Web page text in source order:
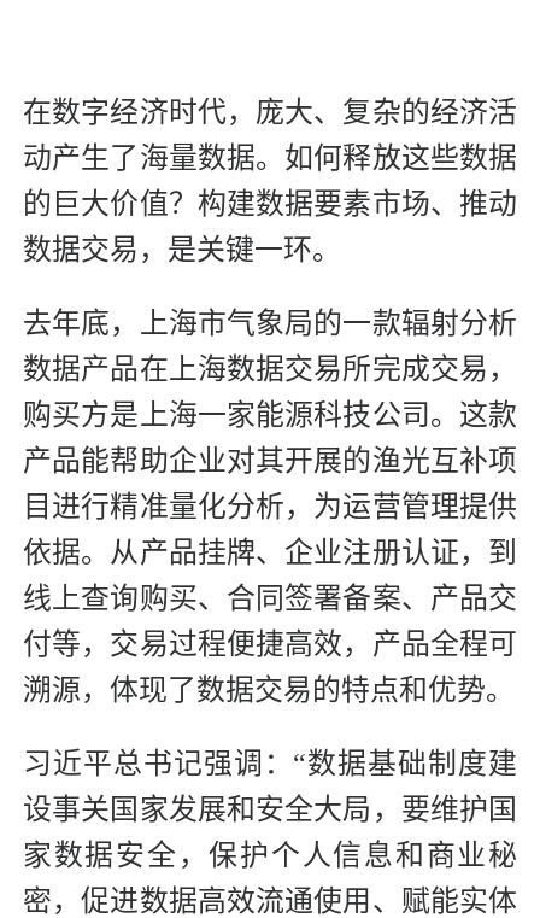
在数字经济时代，庞大、复杂的经济活
动产生了海量数据。如何释放这些数据
的巨大价值？构建数据要素市场、推动
数据交易，是关键一环。
去年底，上海市气象局的一款辐射分析
数据产品在上海数据交易所完成交易，
购买方是上海一家能源科技公司。这款
产品能帮助企业对其开展的渔光互补项
目进行精准量化分析，为运营管理提供
依据。从产品挂牌、企业注册认证，到
线上查询购买、合同签署备案、产品交
付等，交易过程便捷高效，产品全程可
溯源，体现了数据交易的特点和优势。
习近平总书记强调：“数据基础制度建
设事关国家发展和安全大局，要维护国
家数据安全，保护个人信息和商业秘
密，促进数据高效流通使用、赋能实体